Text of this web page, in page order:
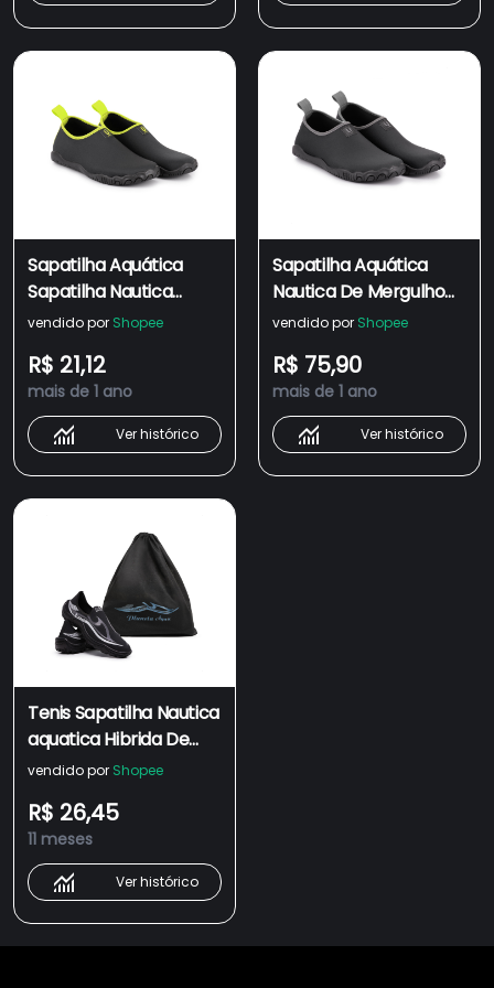
Sapatilha Aquática
Sapatilha Nautica
Neoprene De Praia
Natação
vendido por Shopee
R$ 21,12
mais de 1 ano
Ver histórico
Sapatilha Aquática
Nautica De Mergulho
Natação Pesca
Neoprene Unissex
vendido por Shopee
R$ 75,90
mais de 1 ano
Ver histórico
Tenis Sapatilha Nautica
aquatica Hibrida De
Neoprene Super
Caminhada Pesca
Ciclismo Top
vendido por Shopee
R$ 26,45
11 meses
Ver histórico